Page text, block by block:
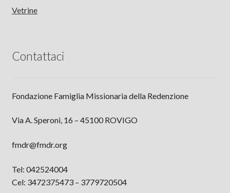
Vetrine
Contattaci
Fondazione Famiglia Missionaria della Redenzione
Via A. Speroni, 16 – 45100 ROVIGO
fmdr@fmdr.org
Tel: 042524004
Cel: 3472375473 – 3779720504